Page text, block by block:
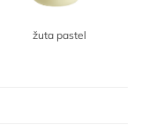
žuta pastel